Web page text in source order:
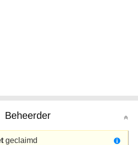
Beheerder
geclaimd